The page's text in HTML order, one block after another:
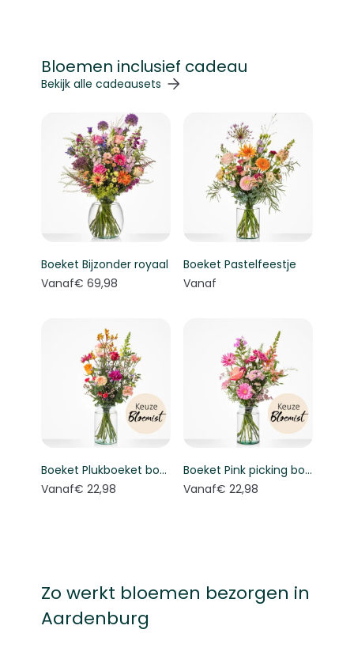
Bloemen inclusief cadeau
Navigeren door de elementen van de carrousel is
Druk om carrousel over te slaan
Bekijk alle cadeausets
Boeket Bijzonder royaal
Vanaf€ 69,98
Boeket Pastelfeestje
Vanaf
Boeket Plukboeket bont - Keuze bloemist
Vanaf€ 22,98
Boeket Pink picking bouquet - Florist's choice
Vanaf€ 22,98
Zo werkt bloemen bezorgen in
Aardenburg